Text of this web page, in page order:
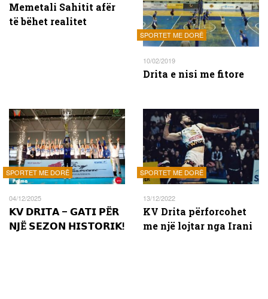
Memetali Sahitit afër
të bëhet realitet
SPORTET ME DORË
10/02/2019
Drita e nisi me fitore
SPORTET ME DORË
04/12/2025
𝗞𝗩 𝗗𝗥𝗜𝗧𝗔 – 𝗚𝗔𝗧𝗜 𝗣Ë𝗥
𝗡𝗝Ë 𝗦𝗘𝗭𝗢𝗡 𝗛𝗜𝗦𝗧𝗢𝗥𝗜𝗞!
SPORTET ME DORË
13/12/2022
KV Drita përforcohet
me një lojtar nga Irani